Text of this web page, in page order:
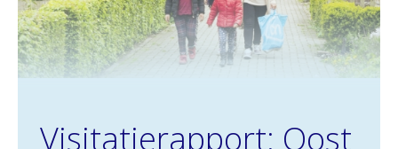
Visitatierapport: Oost